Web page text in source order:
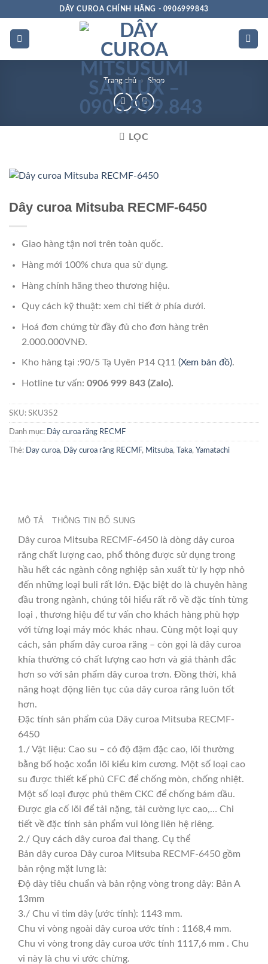
dung
DÂY CUROA CHÍNH HÃNG - 0906999843
Trang chủ » Shop
LỌC
Dây curoa Mitsuba RECMF-6450
Giao hàng tận nơi trên toàn quốc.
Hàng mới 100% chưa qua sử dụng.
Hàng chính hãng theo thương hiệu.
Quy cách kỹ thuật: xem chi tiết ở phía dưới.
Hoá đơn chứng từ đầy đủ cho đơn hàng trên
2.000.000VNĐ.
Kho hàng tại :90/5 Tạ Uyên P14 Q11 (Xem bản đồ).
Hotline tư vấn: 0906 999 843 (Zalo).
SKU: SKU352
Danh mục: Dây curoa răng RECMF
Thẻ: Day curoa, Dây curoa răng RECMF, Mitsuba, Taka, Yamatachi
MÔ TẢ THÔNG TIN BỔ SUNG
Dây curoa Mitsuba RECMF-6450 là dòng dây curoa
răng chất lượng cao, phổ thông được sử dụng trong
hầu hết các ngành công nghiệp sản xuất từ ly hợp nhỏ
đến những loại buli rất lớn. Đặc biệt do là chuyên hàng
đầu trong ngành, chúng tôi hiểu rất rõ về đặc tính từng
loại , thương hiệu để tư vấn cho khách hàng phù hợp
với từng loại máy móc khác nhau. Cùng một loại quy
cách, sản phẩm dây curoa răng – còn gọi là dây curoa
khía thường có chất lượng cao hơn và giá thành đắc
hơn so với sản phẩm dây curoa trơn. Đồng thời, khả
năng hoạt động liên tục của dây curoa răng luôn tốt
hơn.
Đặc tính sản phẩm của Dây curoa Mitsuba RECMF-
6450
1./ Vật liệu: Cao su – có độ đậm đặc cao, lõi thường
bằng bố hoặc xoắn lõi kiểu kim cương. Một số loại cao
su được thiết kế phủ CFC để chống mòn, chống nhiệt.
Một số loại được phủ thêm CKC để chống bám dầu.
Được gia cố lõi để tải nặng, tải cường lực cao,… Chi
tiết về đặc tính sản phẩm vui lòng liên hệ riêng.
2./ Quy cách dây curoa đai thang. Cụ thể
Bản dây curoa Dây curoa Mitsuba RECMF-6450 gồm
bản rộng mặt lưng là:
Độ dày tiêu chuẩn và bản rộng vòng trong dây: Bản A
13mm
3./ Chu vi tim dây (ước tính): 1143 mm.
Chu vi vòng ngoài dây curoa ước tính : 1168,4 mm.
Chu vi vòng trong dây curoa ước tính 1117,6 mm . Chu
vi này là chu vi ước chừng.